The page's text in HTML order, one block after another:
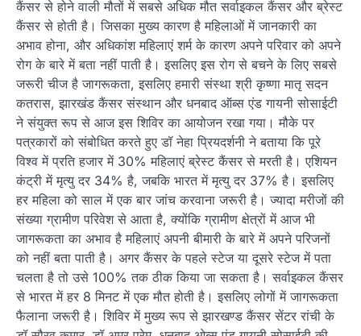
कैंसर से होने वाली मौतों में सबसे अधिक मौत सर्वाइकल कैंसर और ब्रेस्ट
कैंसर से होती है। जिसका मुख्य कारण है महिलाओं में जानकारी का
अभाव होना, और अधिकांश महिलाएं शर्म के कारण अपने परिवार को अपने
रोग के बारे में बता नहीं पाती है। इसलिए इस रोग से बचने के लिए सबसे
जरूरी चीज है जागरूकता, इसलिए हमारी संस्था श्री कृष्णा मातृ सदन
कतरास, झारखंड कैंसर संस्थान और धनबाद ऑब्स एंड गायनी सोसाईटी
ने संयुक्त रूप से आज इस शिविर का आयोजन रखा गया। मौके पर
पत्रकारों को संबोधित करते हुए डॉ नेहा प्रियदर्शनी ने बताया कि पूरे
विश्व में प्रति हजार में 30% महिलाएं ब्रेस्ट कैंसर से मरती है। एशियन
कंट्री में मृत्यु दर 34% है, जबकि भारत में मृत्यु दर 37% है। इसलिए
हर महिला को साल में एक बार जांच करवाना जरूरी है। ज्यादा मरीजों की
संख्या ग्रामीण परिवेश से आता है, क्योंकि ग्रामीण क्षेत्रों में आज भी
जागरूकता का अभाव है महिलाएं अपनी बीमारी के बारे में अपने परिजनों
को नहीं बता पाती है। अगर कैंसर के पहले स्टेज या दूसरे स्टेज में पता
चलता है तो उसे 100% तक ठीक किया जा सकता है। सर्वाइकल कैंसर
से भारत में हर 8 मिनट में एक मौत होती है। इसलिए लोगों में जागरूकता
फैलाना जरूरी है। शिविर में मुख्य रूप से झारखण्ड कैंसर सेंटर रांची के